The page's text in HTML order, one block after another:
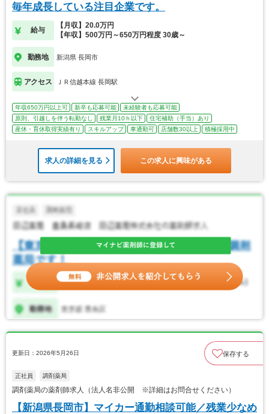
毎年成長している注目企業です。
給与
【月収】20.0万円
【年収】500万円～650万円程度 30歳～
勤務地 新潟県 長岡市
アクセス ＪＲ信越本線 長岡駅
年収650万円以上可 新卒も応募可能
未経験者も応募可能
原則、引越しを伴う転勤なし
残業月10ｈ以下
住宅補助（手当）あり
産休・育休取得実績有り
スキルアップ 車通勤可 店舗数30以上 積極採用中
求人の詳細を見る この求人に興味がある
更新日：2026年5月26日 保存する
正社員 調剤薬局
調剤薬局の薬剤師求人（法人名非公開 ※詳細はお問合せください）
【新潟県長岡市】マイカー通勤相談可能／残業少なめ